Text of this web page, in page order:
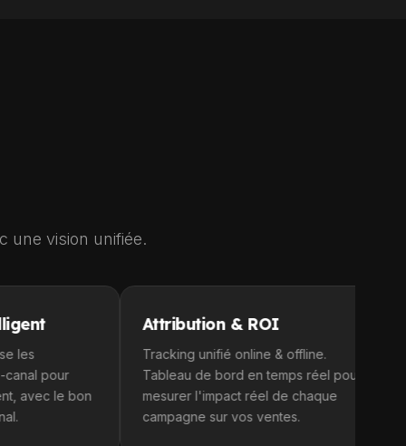
une vision unifiée.
Attribution & ROI
Tracking unifié online & offline.
Tableau de bord en temps réel pour
mesurer l'impact réel de chaque
campagne sur vos ventes.